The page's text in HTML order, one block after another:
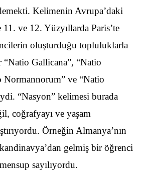
Kelimenin Avrupa’daki
11. ve 12. Yüzyıllarda Paris’te
oluşturduğu topluluklarla
Gallicana”, “Natio
Normannorum” ve “Natio
“Nasyon” kelimesi burada
coğrafyayı ve yaşam
Örneğin Almanya’nın
gelmiş bir öğrenci
sayılıyordu.